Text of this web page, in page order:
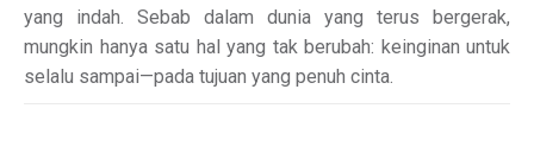
yang indah. Sebab dalam dunia yang terus bergerak,
mungkin hanya satu hal yang tak berubah: keinginan untuk
selalu sampai—pada tujuan yang penuh cinta.